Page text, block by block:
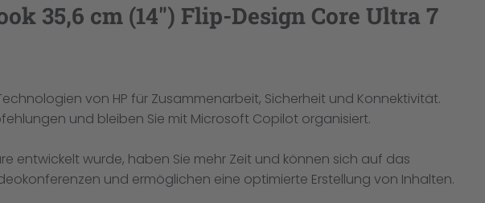
35,6 cm (14") Flip-Design Core Ultra 7
von HP für Zusammenarbeit, Sicherheit und Konnektivität.
und bleiben Sie mit Microsoft Copilot organisiert.
entwickelt wurde, haben Sie mehr Zeit und können sich auf das
und ermöglichen eine optimierte Erstellung von Inhalten.